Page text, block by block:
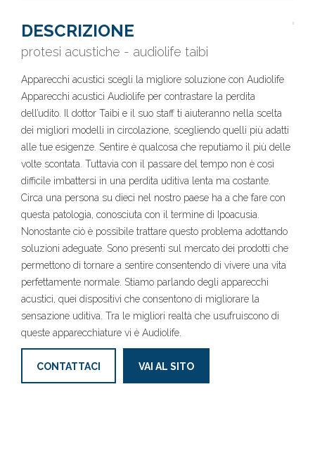
DESCRIZIONE
protesi acustiche - audiolife taibi
Apparecchi acustici scegli la migliore soluzione con Audiolife
Apparecchi acustici Audiolife per contrastare la perdita
dell’udito. Il dottor Taibi e il suo staff ti aiuteranno nella scelta
dei migliori modelli in circolazione, scegliendo quelli più adatti
alle tue esigenze. Sentire è qualcosa che reputiamo il più delle
volte scontata. Tuttavia con il passare del tempo non è così
difficile imbattersi in una perdita uditiva lenta ma costante.
Circa una persona su dieci nel nostro paese ha a che fare con
questa patologia, conosciuta con il termine di Ipoacusia.
Nonostante ciò è possibile trattare questo problema adottando
soluzioni adeguate. Sono presenti sul mercato dei prodotti che
permettono di tornare a sentire consentendo di vivere una vita
perfettamente normale. Stiamo parlando degli apparecchi
acustici, quei dispositivi che consentono di migliorare la
sensazione uditiva. Tra le migliori realtà che usufruiscono di
queste apparecchiature vi è Audiolife.
CONTATTACI VAI AL SITO